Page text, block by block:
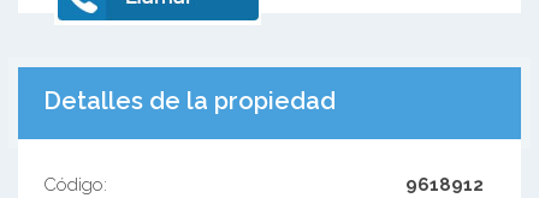
Detalles de la propiedad
Código:
9618912